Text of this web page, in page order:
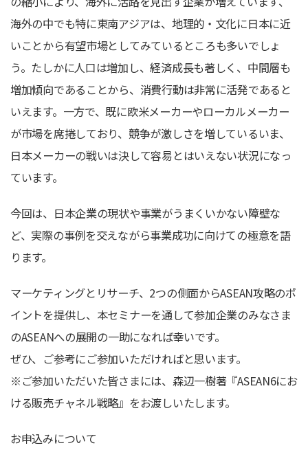
海外の中でも特に東南アジアは、地理的・文化に日本に近
いことから有望市場としてみているところも多いでしょ
う。たしかに人口は増加し、経済成長も著しく、中間層も
増加傾向であることから、消費行動は非常に活発であると
いえます。一方で、既に欧米メーカーやローカルメーカー
が市場を席捲しており、競争が激しさを増しているいま、
日本メーカーの戦いは決して容易とはいえない状況になっ
ています。
今回は、日本企業の現状や事業がうまくいかない障壁な
ど、実際の事例を交えながら事業成功に向けての極意を語
ります。
マーケティングとリサーチ、2つの側面からASEAN攻略のポ
イントを提供し、本セミナーを通して参加企業のみなさま
のASEANへの展開の一助になれば幸いです。
ぜひ、ご参考にご参加いただければと思います。
※ご参加いただいた皆さまには、森辺一樹著『ASEAN6にお
ける販売チャネル戦略』をお渡しいたします。
お申込みについて